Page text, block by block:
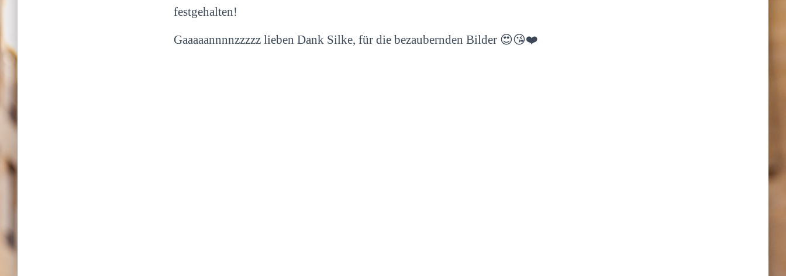
festgehalten!
Gaaaaannnnzzzzz lieben Dank Silke, für die bezaubernden Bilder 😍😘❤️